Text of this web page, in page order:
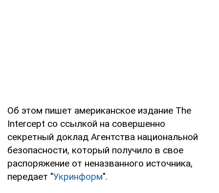
Об этом пишет американское издание The
Intercept со ссылкой на совершенно
секретный доклад Агентства национальной
безопасности, который получило в свое
распоряжение от неназванного источника,
передает "Укринформ".